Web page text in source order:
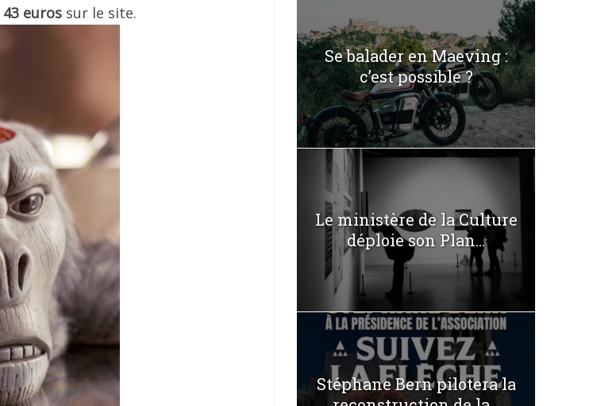
43 euros sur le site.
Se balader en Maeving :
c’est possible ?
Le ministère de la Culture
déploie son Plan...
Stéphane Bern pilotera la